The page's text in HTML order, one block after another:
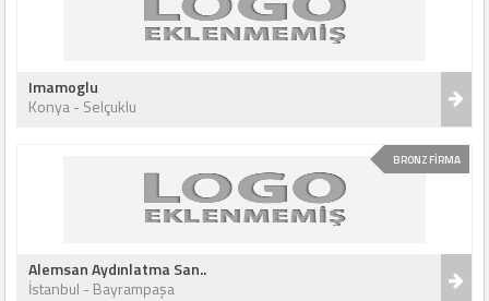
Imamoglu
Konya - Selçuklu
BRONZ FİRMA
Alemsan Aydınlatma San..
İstanbul - Bayrampaşa